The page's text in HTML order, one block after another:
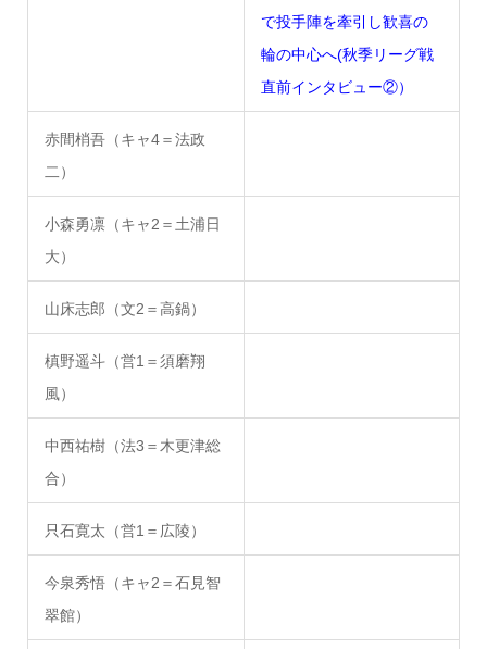
で投手陣を牽引し歓喜の
輪の中心へ(秋季リーグ戦
直前インタビュー②）
赤間梢吾（キャ4＝法政
二）
小森勇凛（キャ2＝土浦日
大）
山床志郎（文2＝高鍋）
槙野遥斗（営1＝須磨翔
風）
中西祐樹（法3＝木更津総
合）
只石寛太（営1＝広陵）
今泉秀悟（キャ2＝石見智
翠館）